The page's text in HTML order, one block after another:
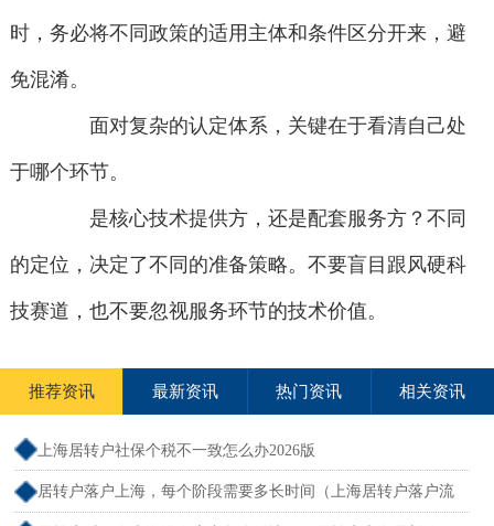
时，务必将不同政策的适用主体和条件区分开来，避
免混淆。
面对复杂的认定体系，关键在于看清自己处
于哪个环节。
是核心技术提供方，还是配套服务方？不同
的定位，决定了不同的准备策略。不要盲目跟风硬科
技赛道，也不要忽视服务环节的技术价值。
推荐资讯 最新资讯 热门资讯 相关资讯
上海居转户社保个税不一致怎么办2026版
居转户落户上海，每个阶段需要多长时间（上海居转户落户流